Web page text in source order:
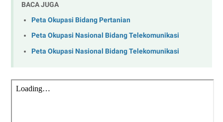
BACA JUGA
Peta Okupasi Bidang Pertanian
Peta Okupasi Nasional Bidang Telekomunikasi
Peta Okupasi Nasional Bidang Telekomunikasi